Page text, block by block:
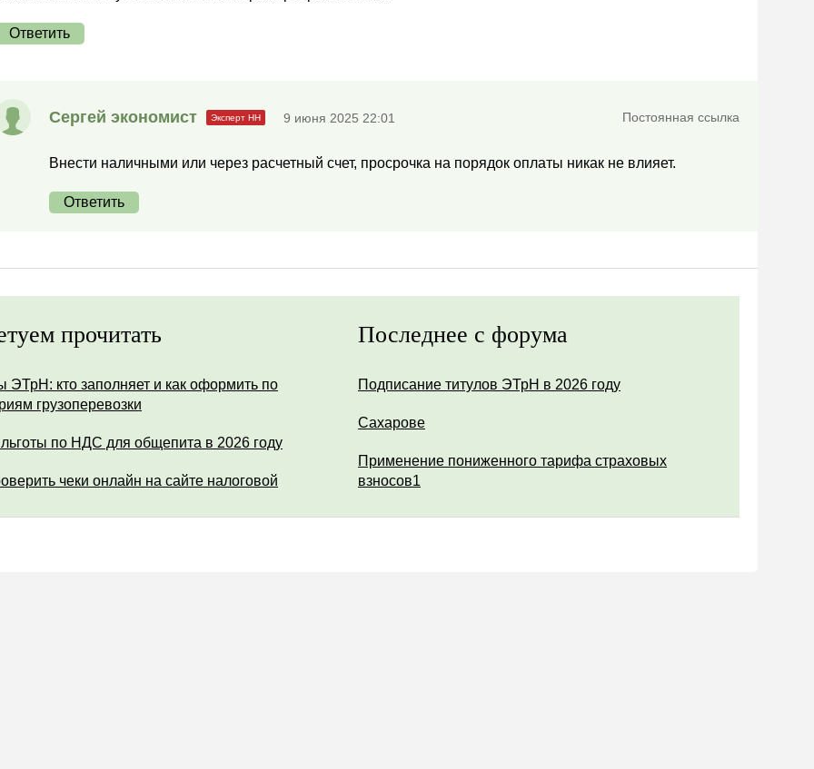
Ответить
Сергей экономист 9 июня 2025 22:01 Постоянная ссылка
Внести наличными или через расчетный счет, просрочка на порядок оплаты никак не влияет.
Ответить
прочитать
ЭТрН: кто заполняет и как оформить по
грузоперевозки
льготы по НДС для общепита в 2026 году
чеки онлайн на сайте налоговой
Последнее с форума
Подписание титулов ЭТрН в 2026 году
Сахарове
Применение пониженного тарифа страховых
взносов1